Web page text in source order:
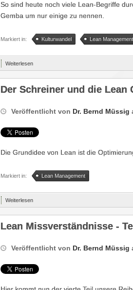
So sind heute noch viele Lean-Begriffe
Gemba um nur einige zu nennen.
Markiert in: Kulturwandel Lean Management
Weiterlesen
Der Schreiner und die Lean
Veröffentlicht von Dr. Bernd Müssig
Die Grundidee von Lean ist die
Markiert in: Lean Management
Weiterlesen
Lean Missverständnisse -
Veröffentlicht von Dr. Bernd Müssig